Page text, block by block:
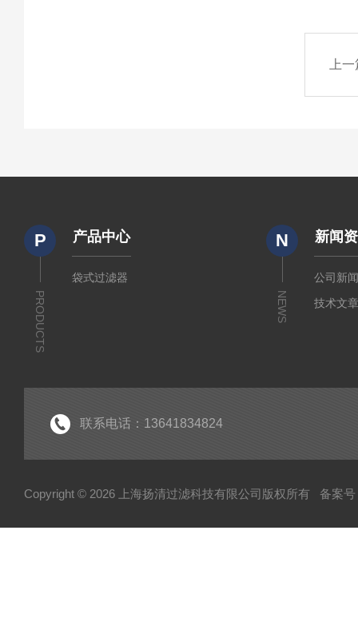
上
P
PRODUCTS
产品中心
袋式过滤器
N
NEWS
新闻
公司新
技术文
联系电话：13641834824
Copyright © 2026 上海扬清过滤科技有限公司版权所有 备案号